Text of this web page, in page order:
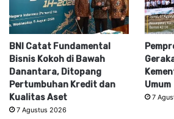
BNI Catat Fundamental
Bisnis Kokoh di Bawah
Danantara, Ditopang
Pertumbuhan Kredit dan
Kualitas Aset
7 Agustus 2026
Umum
7